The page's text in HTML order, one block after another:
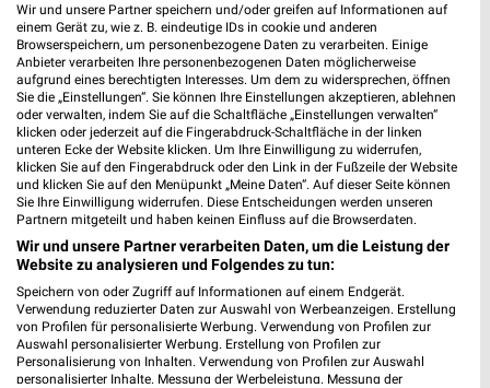
527,71 km
Subway Hockenheim
Gleisstrasse 1
68766 Hockenheim
Heute 09:00 - 23:00 Uhr | Geöffnet
491,75 km
Subway Pforzheim
Karlsruher Str. 34
75179 Pforzheim
Heute 09:00 - 23:00 Uhr | Geöffnet
Wir und unsere Partner speichern und/oder greifen auf Informationen auf
einem Gerät zu, wie z. B. eindeutige IDs in cookie und anderen
Browserspeichern, um personenbezogene Daten zu verarbeiten. Einige
Anbieter verarbeiten Ihre personenbezogenen Daten möglicherweise
aufgrund eines berechtigten Interesses. Um dem zu widersprechen, öffnen
Sie die „Einstellungen“. Sie können Ihre Einstellungen akzeptieren, ablehnen
oder verwalten, indem Sie auf die Schaltfläche „Einstellungen verwalten“
klicken oder jederzeit auf die Fingerabdruck-Schaltfläche in der linken
unteren Ecke der Website klicken. Um Ihre Einwilligung zu widerrufen,
klicken Sie auf den Fingerabdruck oder den Link in der Fußzeile der Website
und klicken Sie auf den Menüpunkt „Meine Daten“. Auf dieser Seite können
Sie Ihre Einwilligung widerrufen. Diese Entscheidungen werden unseren
Partnern mitgeteilt und haben keinen Einfluss auf die Browserdaten.
Wir und unsere Partner verarbeiten Daten, um die Leistung der
Website zu analysieren und Folgendes zu tun:
Speichern von oder Zugriff auf Informationen auf einem Endgerät.
Verwendung reduzierter Daten zur Auswahl von Werbeanzeigen. Erstellung
von Profilen für personalisierte Werbung. Verwendung von Profilen zur
Auswahl personalisierter Werbung. Erstellung von Profilen zur
Personalisierung von Inhalten. Verwendung von Profilen zur Auswahl
personalisierter Inhalte. Messung der Werbeleistung. Messung der